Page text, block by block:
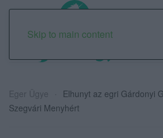
Skip to main content
Eger Ügye
Elhunyt az egri Gárdonyi
Szegvári Menyhért